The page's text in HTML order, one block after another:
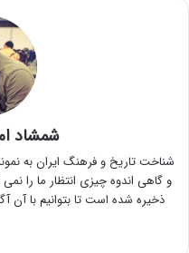
شمشاد
شناخت تاریخ و فرهنگ ایران به
و گاهی اندوه چیزی انتظار ما را
ذخیره شده است تا بتوانیم با